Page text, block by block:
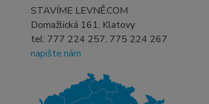
STAVÍME LEVNĚ.COM
Domažlická 161, Klatovy
tel: 777 224 257, 775 224 267
napište nám